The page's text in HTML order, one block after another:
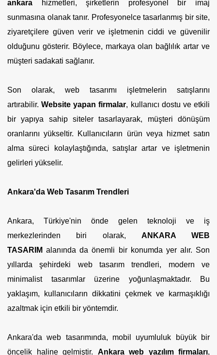
ankara hizmetleri, şirketlerin profesyonel bir imaj
sunmasına olanak tanır. Profesyonelce tasarlanmış bir site,
ziyaretçilere güven verir ve işletmenin ciddi ve güvenilir
olduğunu gösterir. Böylece, markaya olan bağlılık artar ve
müşteri sadakati sağlanır.
Son olarak, web tasarımı işletmelerin satışlarını
artırabilir.Website yapan firmalar, kullanıcı dostu ve etkili
bir yapıya sahip siteler tasarlayarak, müşteri dönüşüm
oranlarını yükseltir. Kullanıcıların ürün veya hizmet satın
alma süreci kolaylaştığında, satışlar artar ve işletmenin
gelirleri yükselir.
Ankara'da Web Tasarım Trendleri
Ankara, Türkiye'nin önde gelen teknoloji ve iş
merkezlerinden biri olarak, ANKARA WEB
TASARIM alanında da önemli bir konumda yer alır. Son
yıllarda şehirdeki web tasarım trendleri, modern ve
minimalist tasarımlar üzerine yoğunlaşmaktadır. Bu
yaklaşım, kullanıcıların dikkatini çekmek ve karmaşıklığı
azaltmak için etkili bir yöntemdir.
Ankara'da web tasarımında, mobil uyumluluk büyük bir
öncelik haline gelmiştir. Ankara web yazılım firmaları,